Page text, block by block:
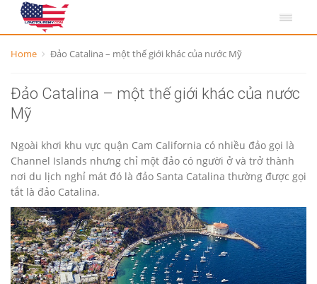
Home Đảo Catalina – một thế giới khác của nước Mỹ
Đảo Catalina – một thế giới khác của nước
Mỹ
Ngoài khơi khu vực quận Cam California có nhiều đảo gọi là
Channel Islands nhưng chỉ một đảo có người ở và trở thành
nơi du lịch nghỉ mát đó là đảo Santa Catalina thường được gọi
tắt là đảo Catalina.